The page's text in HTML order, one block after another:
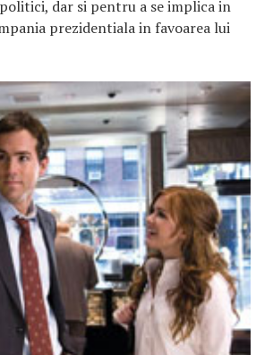
dar si pentru a se implica in
prezidentiala in favoarea lui